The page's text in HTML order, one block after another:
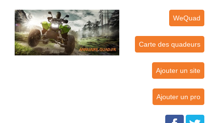
WeQuad
Carte des quadeurs
Ajouter un site
Ajouter un pro